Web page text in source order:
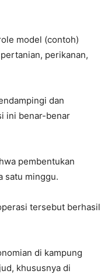
model (contoh)
perikanan,
dan
ini benar-benar
pembentukan
satu minggu.
tersebut berhasil
di kampung
khususnya di